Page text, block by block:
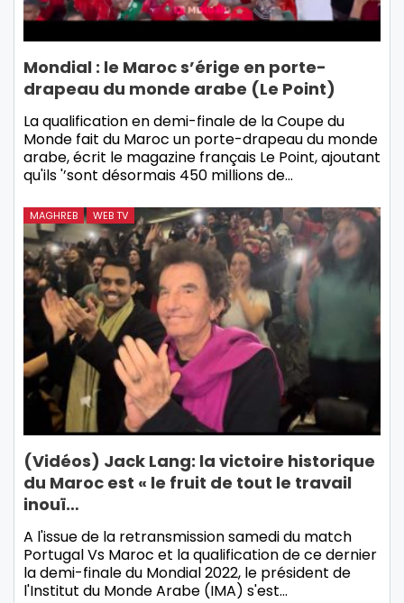
Mondial : le Maroc s’érige en porte-
drapeau du monde arabe (Le Point)
La qualification en demi-finale de la Coupe du
Monde fait du Maroc un porte-drapeau du monde
arabe, écrit le magazine français Le Point, ajoutant
qu'ils '’sont désormais 450 millions de…
MAGHREB WEB TV
(Vidéos) Jack Lang: la victoire historique
du Maroc est « le fruit de tout le travail
inouï…
A l'issue de la retransmission samedi du match
Portugal Vs Maroc et la qualification de ce dernier
la demi-finale du Mondial 2022, le président de
l'Institut du Monde Arabe (IMA) s'est…